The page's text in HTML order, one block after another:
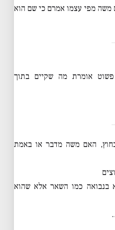
משה מפי עצמו אמרם כי שם הוא
אומרת מה שקיים בתוך
האם משה מדבר או באמת
בנבואה כמו השאר אלא שהוא